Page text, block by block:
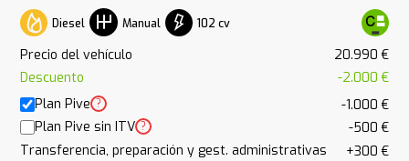
Diesel Manual 102 cv
Precio del vehículo
20.990 €
Descuento
-2.000 €
Plan Pive ?
-1.000 €
Plan Pive sin ITV ?
-500 €
Transferencia, preparación y gest. administrativas
+300 €